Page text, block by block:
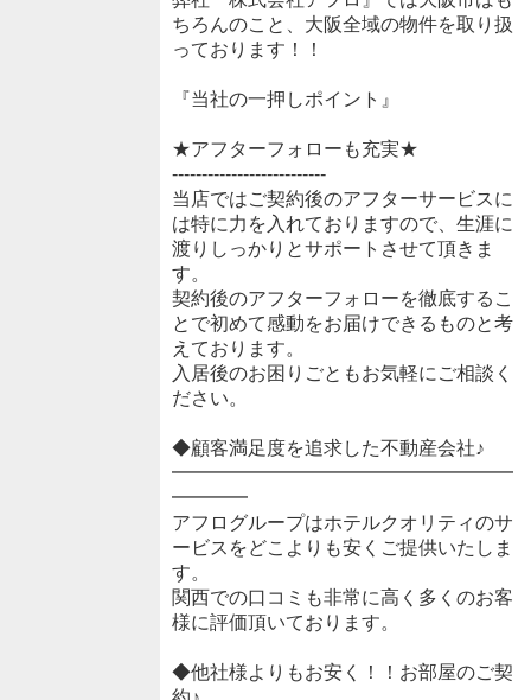
ちろんのこと、大阪全域の物件を取り扱
っております！！
『当社の一押しポイント』
★アフターフォローも充実★
--------------------------
当店ではご契約後のアフターサービスに
は特に力を入れておりますので、生涯に
渡りしっかりとサポートさせて頂きま
す。
契約後のアフターフォローを徹底するこ
とで初めて感動をお届けできるものと考
えております。
入居後のお困りごともお気軽にご相談く
ださい。
◆顧客満足度を追求した不動産会社♪
━━━━━━━━━━━━━━━━━━
━━━━
アフログループはホテルクオリティのサ
ービスをどこよりも安くご提供いたしま
す。
関西での口コミも非常に高く多くのお客
様に評価頂いております。
◆他社様よりもお安く！！お部屋のご契